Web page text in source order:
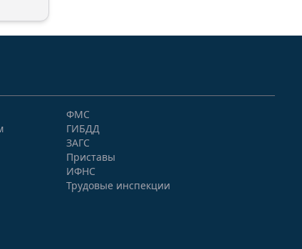
ФМС
ГИБДД
ЗАГС
Приставы
ИФНС
Трудовые инспекции